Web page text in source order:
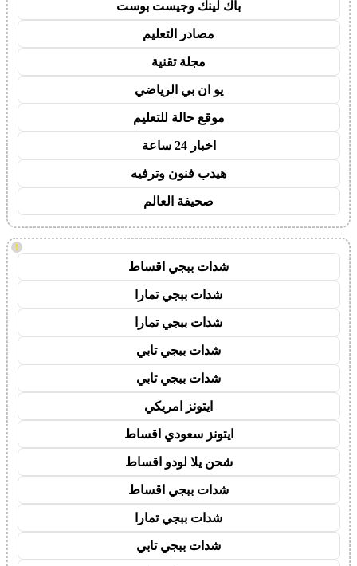
باك لينك وجيست بوست
مصادر التعليم
مجلة تقنية
يو ان بي الرياضي
موقع حالة للتعليم
اخبار 24 ساعة
هيدب فنون وترفيه
صحيفة العالم
!
شدات ببجي اقساط
شدات ببجي تمارا
شدات ببجي تمارا
شدات ببجي تابي
شدات ببجي تابي
ايتونز امريكي
ايتونز سعودي اقساط
شحن يلا لودو اقساط
شدات ببجي اقساط
شدات ببجي تمارا
شدات ببجي تابي